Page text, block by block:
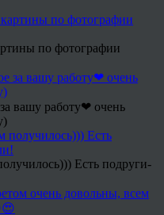
по фотографии
вашу работу❤ очень
Есть подруги-